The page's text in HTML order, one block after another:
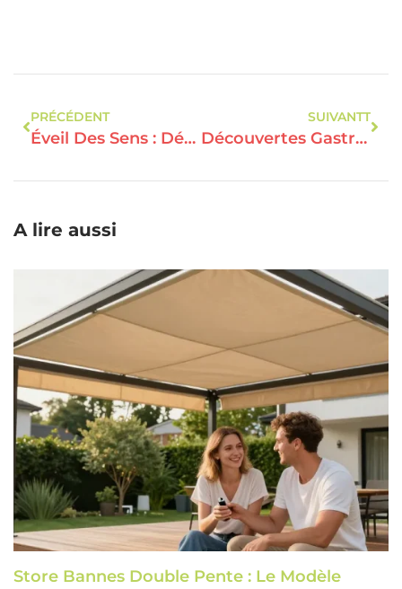
PRÉCÉDENT
Éveil Des Sens : Dégustation De Plats Raffinés En Gastronomie
SUIVANTT
Découvertes Gastronomiques : Des Expériences Culinaires Uniques
A lire aussi
Store Bannes Double Pente : Le Modèle